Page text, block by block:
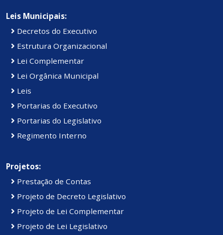
Leis Municipais:
Decretos do Executivo
Estrutura Organizacional
Lei Complementar
Lei Orgânica Municipal
Leis
Portarias do Executivo
Portarias do Legislativo
Regimento Interno
Projetos:
Prestação de Contas
Projeto de Decreto Legislativo
Projeto de Lei Complementar
Projeto de Lei Legislativo